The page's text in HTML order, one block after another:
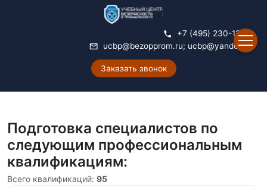
+7 (495) 230-12-14
ucbp@bezopprom.ru; ucbp@yandex.ru
Заказать звонок
Подготовка специалистов по
следующим профессиональным
квалификациям:
Всего квалификаций: 95